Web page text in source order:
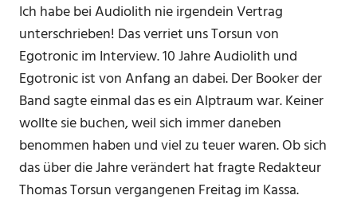
Ich habe bei Audiolith nie irgendein Vertrag
unterschrieben! Das verriet uns Torsun von
Egotronic im Interview. 10 Jahre Audiolith und
Egotronic ist von Anfang an dabei. Der Booker der
Band sagte einmal das es ein Alptraum war. Keiner
wollte sie buchen, weil sich immer daneben
benommen haben und viel zu teuer waren. Ob sich
das über die Jahre verändert hat fragte Redakteur
Thomas Torsun vergangenen Freitag im Kassa.